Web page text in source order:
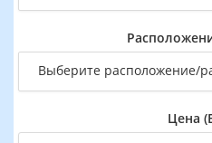
Выберите расположение/
Цена